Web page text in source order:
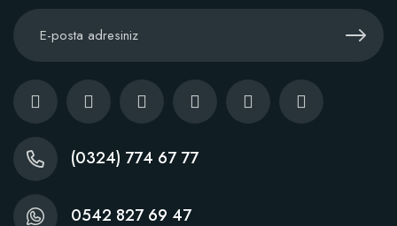
(0324) 774 67 77
0542 827 69 47